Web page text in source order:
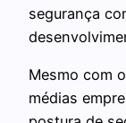
segurança
Mesmo com
médias